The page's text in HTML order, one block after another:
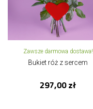
Zawsze darmowa dostawa!
Bukiet róż z sercem
297,00 zł